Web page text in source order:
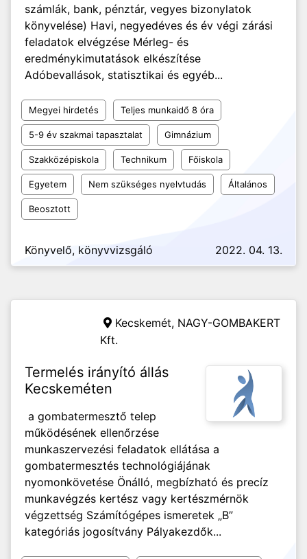
számlák, bank, pénztár, vegyes bizonylatok
könyvelése) Havi, negyedéves és év végi zárási
feladatok elvégzése Mérleg- és
eredménykimutatások elkészítése
Adóbevallások, statisztikai és egyéb...
Megyei hirdetés Teljes munkaidő 8 óra
5-9 év szakmai tapasztalat Gimnázium
Szakközépiskola Technikum Főiskola
Egyetem Nem szükséges nyelvtudás Általános
Beosztott
Könyvelő, könyvvizsgáló 2022. 04. 13.
Kecskemét, NAGY-GOMBAKERT
Kft.
Termelés irányító állás
Kecskeméten
a gombatermesztő telep
működésének ellenőrzése
munkaszervezési feladatok ellátása a
gombatermesztés technológiájának
nyomonkövetése Önálló, megbízható és precíz
munkavégzés kertész vagy kertészmérnök
végzettség Számítógépes ismeretek „B”
kategóriás jogosítvány Pályakezdők...